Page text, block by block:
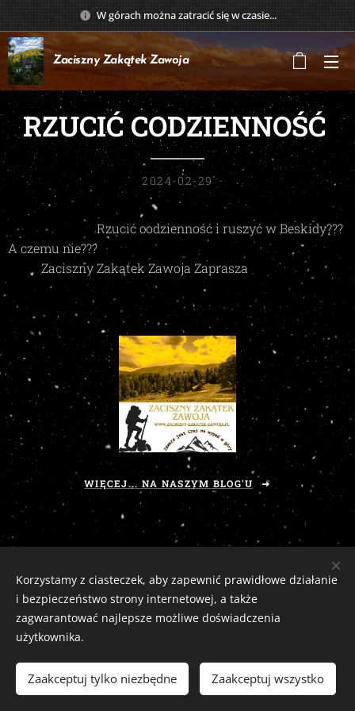
W górach można zatracić się w czasie...
Zaciszny Zakątek Zawoja
RZUCIĆ CODZIENNOŚĆ
2024-02-29
Rzucić codzienność i ruszyć w Beskidy???
A czemu nie???
Zaciszny Zakątek Zawoja Zaprasza 👍 🥾🥾🎒
WIĘCEJ... NA NASZYM BLOG'U
Zaciszny Zakątek Zawoja
Email:zaciszny.zakatek.zawoja@gmail.com |Tel:604-643-167 |2026
Odstąp od umowytutaj Ciasteczka
Korzystamy z ciasteczek, aby zapewnić prawidłowe działanie
i bezpieczeństwo strony internetowej, a także
zagwarantować najlepsze możliwe doświadczenia
użytkownika.
Zaakceptuj tylko niezbędne Zaakceptuj wszystko